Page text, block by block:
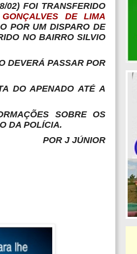
02) FOI TRANSFERIDO
DE LIMA
POR UM DISPARO DE
NO BAIRRO SILVIO
DEVERÁ PASSAR POR
DO APENADO ATÉ A
SOBRE OS
DA POLÍCIA.
POR J JÚNIOR